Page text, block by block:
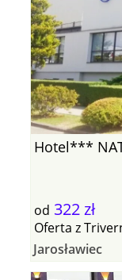
Hotel***
od 322 zł
Oferta z
Jarosławiec